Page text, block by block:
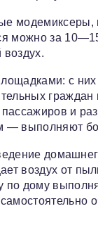
можно за
воздух.
с них
и
— выполняют
воздух от
по дому